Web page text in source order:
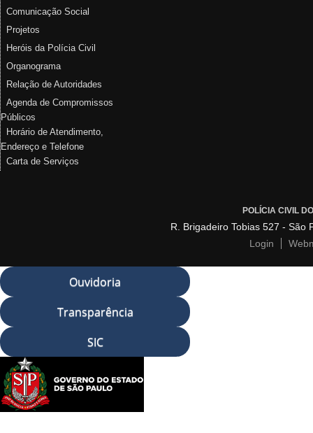
Comunicação Social
Projetos
Heróis da Polícia Civil
Organograma
Relação de Autoridades
Agenda de Compromissos
Públicos
Horário de Atendimento,
Endereço e Telefone
Carta de Serviços
POLÍCIA CIVIL
R. Brigadeiro Tobias 527 - São
Login
Ouvidoria
Transparência
SIC